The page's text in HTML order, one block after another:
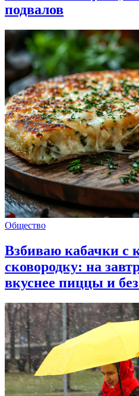
подвалов
Общество
Взбиваю кабачки с
сковородку: на
вкуснее пиццы и